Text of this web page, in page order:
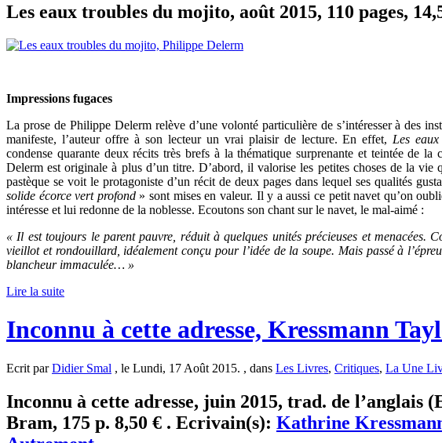
Les eaux troubles du mojito, août 2015, 110 pages,
Impressions fugaces
La prose de Philippe Delerm relève d’une volonté particulière de s’intéresser à des
manifeste, l’auteur offre à son lecteur un vrai plaisir de lecture. En effet, Les
condense quarante deux récits très brefs à la thématique surprenante et teintée de la
Delerm est originale à plus d’un titre. D’abord, il valorise les petites choses de la vie
pastèque se voit le protagoniste d’un récit de deux pages dans lequel ses qualités
solide écorce vert profond» sont mises en valeur. Il y a aussi ce petit navet qu’on
intéresse et lui redonne de la noblesse. Ecoutons son chant sur le navet, le mal-aimé :
« Il est toujours le parent pauvre, réduit à quelques unités précieuses et menacées.
vieillot et rondouillard, idéalement conçu pour l’idée de la soupe. Mais passé à
blancheur immaculée… »
Lire la suite
Inconnu à cette adresse, Kressmann
Ecrit parDidier Smal , le Lundi, 17 Août 2015. , dans Les Livres, Critiques, La Une
Inconnu à cette adresse, juin 2015, trad. de l’anglais
Bram, 175 p. 8,50 € . Ecrivain(s): Kathrine